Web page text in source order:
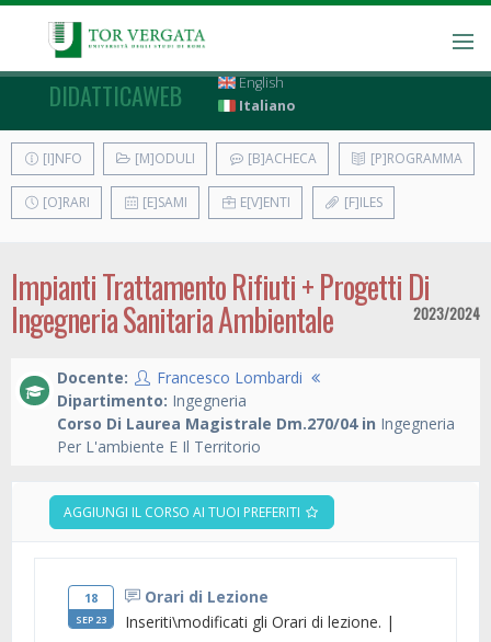
DIDATTICAWEB
English
Italiano
[I]NFO [M]ODULI [B]ACHECA [P]ROGRAMMA
[O]RARI [E]SAMI E[V]ENTI [F]ILES
Impianti Trattamento Rifiuti + Progetti Di
Ingegneria Sanitaria Ambientale 2023/2024
Docente:
Francesco Lombardi
Dipartimento: Ingegneria
Corso Di Laurea Magistrale Dm.270/04 in Ingegneria
Per L'ambiente E Il Territorio
AGGIUNGI IL CORSO AI TUOI PREFERITI
18
SEP 23
Orari di Lezione
Inseriti\modificati gli Orari di lezione. |